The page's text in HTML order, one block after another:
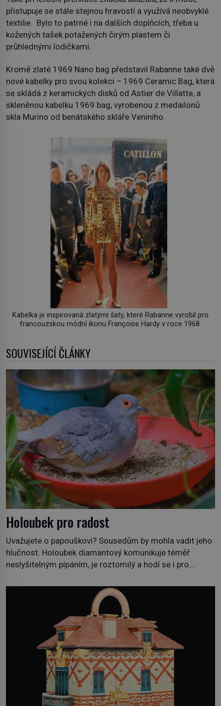
přistupuje se stále stejnou hravostí a využívá neobvyklé
textilie. Bylo to patrné i na dalších doplňcích, třeba u
kožených tašek potažených čirým plastem či
průhlednými lodičkami.
Kromě zlaté 1969 Nano bag představil Rabanne také dvě
nové kabelky pro svou kolekci – 1969 Ceramic Bag, která
se skládá z keramických disků od Astier de Villatte, a
skleněnou kabelku 1969 bag, vyrobenou z medailonů
skla Murino od benátského skláře Veniniho.
Kabelka je inspirovaná zlatými šaty, které Rabanne vyrobil pro
francouzskou módní ikonu Françoise Hardy v roce 1968.
SOUVISEJÍCÍ ČLÁNKY
Holoubek pro radost
Uvažujete o papouškovi? Sousedům by mohla vadit jeho
hlučnost. Holoubek diamantový komunikuje téměř
neslyšitelným pípáním, je roztomilý a hodí se i pro
klidného ptáčka, který většinu dne jen posedává. Hodně
času tráví na zemi, kde sbírá zbytky semínek Jeho
domovinou je prakticky celá Austrálie s výjimkou
pobřežní oblasti. […]